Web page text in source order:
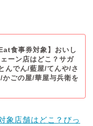
食事券対象】おいし
ーン店はどこ？サガ
んでん/藍屋/てんや/さ
かごの屋/華屋与兵衛を
象店舗はどこ？びっ